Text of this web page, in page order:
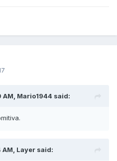
Mario1944 said:
Layer said: